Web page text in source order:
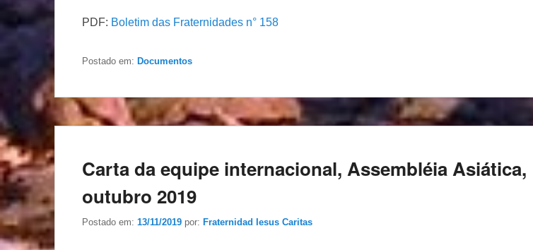
PDF: Boletim das Fraternidades n° 158
Postado em: Documentos
Carta da equipe internacional, Assembléia Asiática,
outubro 2019
Postado em: 13/11/2019 por: Fraternidad Iesus Caritas